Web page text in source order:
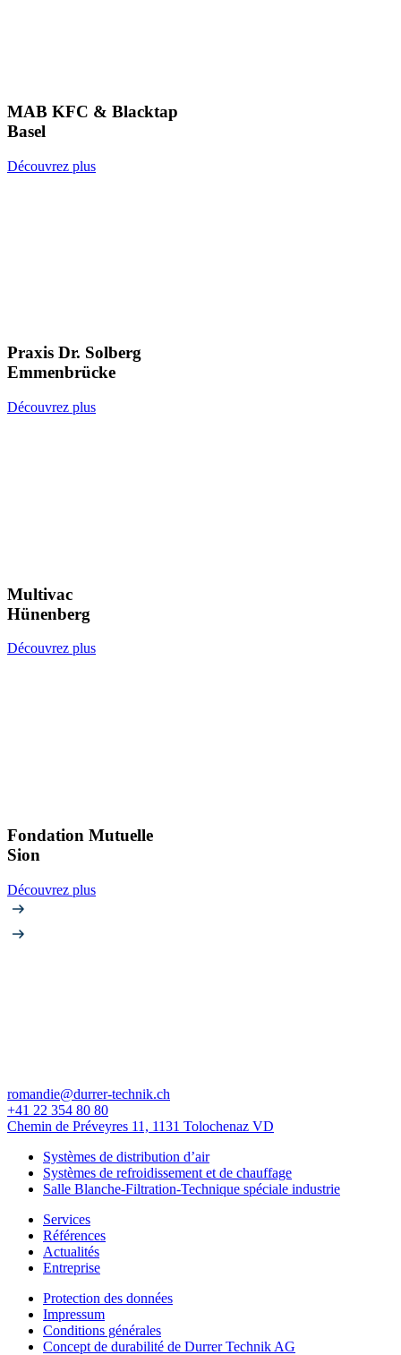
MAB KFC & Blacktap
Basel
Découvrez plus
Praxis Dr. Solberg
Emmenbrücke
Découvrez plus
Multivac
Hünenberg
Découvrez plus
Fondation Mutuelle
Sion
Découvrez plus
romandie@durrer-technik.ch
+41 22 354 80 80
Chemin de Préveyres 11, 1131 Tolochenaz VD
Systèmes de distribution d’air
Systèmes de refroidissement et de chauffage
Salle Blanche-Filtration-Technique spéciale industrie
Services
Références
Actualités
Entreprise
Protection des données
Impressum
Conditions générales
Concept de durabilité de Durrer Technik AG